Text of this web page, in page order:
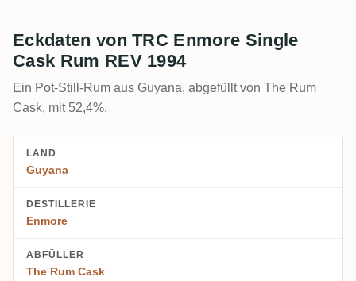
Eckdaten von TRC Enmore Single
Cask Rum REV 1994
Ein Pot-Still-Rum aus Guyana, abgefüllt von The Rum
Cask, mit 52,4%.
LAND
Guyana
DESTILLERIE
Enmore
ABFÜLLER
The Rum Cask